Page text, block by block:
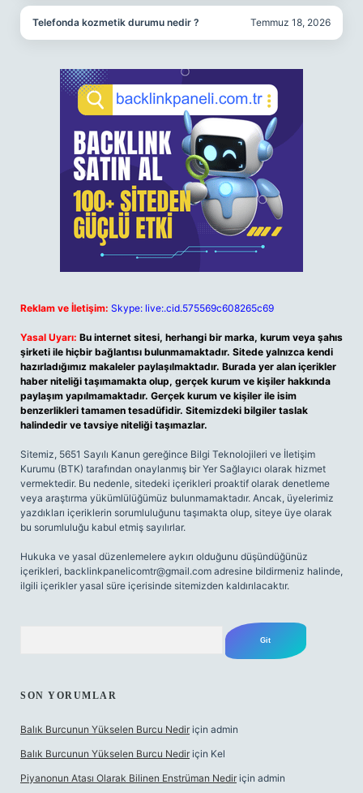
Telefonda kozmetik durumu nedir ? Temmuz 18, 2026
Reklam ve İletişim: Skype: live:.cid.575569c608265c69
Yasal Uyarı: Bu internet sitesi, herhangi bir marka, kurum veya şahıs
şirketi ile hiçbir bağlantısı bulunmamaktadır. Sitede yalnızca kendi
hazırladığımız makaleler paylaşılmaktadır. Burada yer alan içerikler
haber niteliği taşımamakta olup, gerçek kurum ve kişiler hakkında
paylaşım yapılmamaktadır. Gerçek kurum ve kişiler ile isim
benzerlikleri tamamen tesadüfidir. Sitemizdeki bilgiler taslak
halindedir ve tavsiye niteliği taşımazlar.
Sitemiz, 5651 Sayılı Kanun gereğince Bilgi Teknolojileri ve İletişim
Kurumu (BTK) tarafından onaylanmış bir Yer Sağlayıcı olarak hizmet
vermektedir. Bu nedenle, sitedeki içerikleri proaktif olarak denetleme
veya araştırma yükümlülüğümüz bulunmamaktadır. Ancak, üyelerimiz
yazdıkları içeriklerin sorumluluğunu taşımakta olup, siteye üye olarak
bu sorumluluğu kabul etmiş sayılırlar.
Hukuka ve yasal düzenlemelere aykırı olduğunu düşündüğünüz
içerikleri, backlinkpanelicomtr@gmail.com adresine bildirmeniz halinde,
ilgili içerikler yasal süre içerisinde sitemizden kaldırılacaktır.
SON YORUMLAR
Balık Burcunun Yükselen Burcu Nedir için admin
Balık Burcunun Yükselen Burcu Nedir için Kel
Piyanonun Atası Olarak Bilinen Enstrüman Nedir için admin